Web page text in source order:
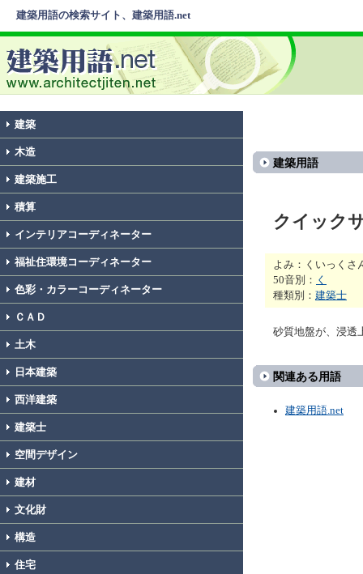
建築用語の検索サイト、建築用語.net
建築
木造
建築施工
積算
インテリアコーディネーター
福祉住環境コーディネーター
色彩・カラーコーディネーター
ＣＡＤ
土木
日本建築
西洋建築
建築士
空間デザイン
建材
文化財
構造
住宅
建築用語
クイック
よみ：くいっくさ
50音別： く
種類別： 建築士
砂質地盤が、浸透
関連ある用語
建築用語.net